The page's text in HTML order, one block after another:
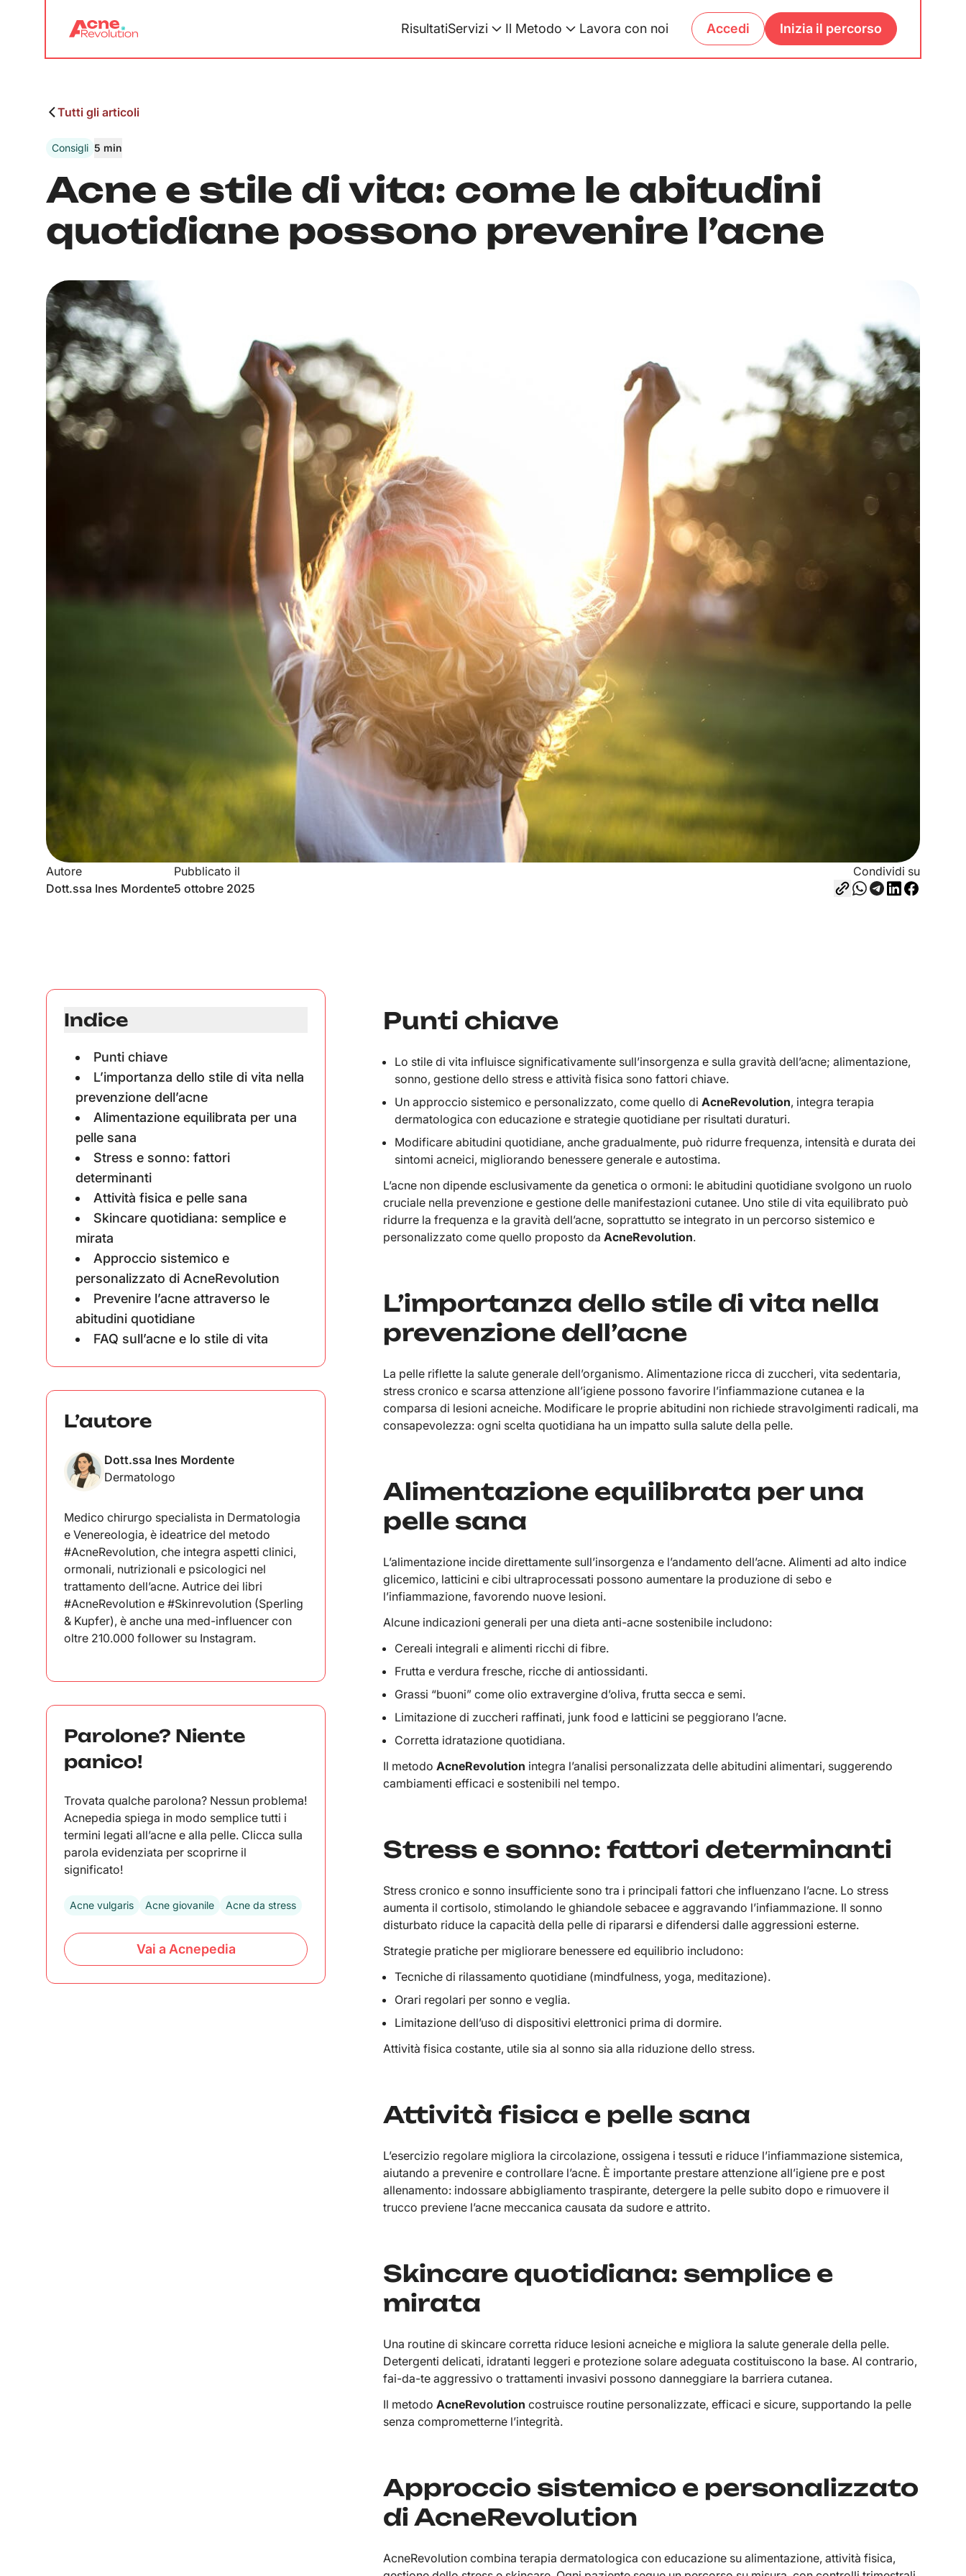
RisultatiServizi Il Metodo Lavora con noi Accedi Inizia il percorso
Tutti gli articoli
Consigli 5 min
Acne e stile di vita: come le abitudini
quotidiane possono prevenire l’acne
Autore
Dott.ssa Ines Mordente
Pubblicato il
5 ottobre 2025
Condividi su
Indice
Punti chiave
L’importanza dello stile di vita nella
prevenzione dell’acne
Alimentazione equilibrata per una
pelle sana
Stress e sonno: fattori
determinanti
Attività fisica e pelle sana
Skincare quotidiana: semplice e
mirata
Approccio sistemico e
personalizzato di AcneRevolution
Prevenire l’acne attraverso le
abitudini quotidiane
FAQ sull’acne e lo stile di vita
Punti chiave
Lo stile di vita influisce significativamente sull’insorgenza e sulla gravità dell’acne; alimentazione,
sonno, gestione dello stress e attività fisica sono fattori chiave.
Un approccio sistemico e personalizzato, come quello diAcneRevolution, integra terapia
dermatologica con educazione e strategie quotidiane per risultati duraturi.
Modificare abitudini quotidiane, anche gradualmente, può ridurre frequenza, intensità e durata dei
sintomi acneici, migliorando benessere generale e autostima.
L’acne non dipende esclusivamente da genetica o ormoni: le abitudini quotidiane svolgono un ruolo
cruciale nella prevenzione e gestione delle manifestazioni cutanee. Uno stile di vita equilibrato può
ridurre la frequenza e la gravità dell’acne, soprattutto se integrato in un percorso sistemico e
personalizzato come quello proposto daAcneRevolution.
L’importanza dello stile di vita nella
prevenzione dell’acne
La pelle riflette la salute generale dell’organismo. Alimentazione ricca di zuccheri, vita sedentaria,
stress cronico e scarsa attenzione all’igiene possono favorire l’infiammazione cutanea e la
comparsa di lesioni acneiche. Modificare le proprie abitudini non richiede stravolgimenti radicali, ma
consapevolezza: ogni scelta quotidiana ha un impatto sulla salute della pelle.
Alimentazione equilibrata per una
pelle sana
L’alimentazione incide direttamente sull’insorgenza e l’andamento dell’acne. Alimenti ad alto indice
glicemico, latticini e cibi ultraprocessati possono aumentare la produzione di sebo e
l’infiammazione, favorendo nuove lesioni.
Alcune indicazioni generali per una dieta anti-acne sostenibile includono:
Cereali integrali e alimenti ricchi di fibre.
Frutta e verdura fresche, ricche di antiossidanti.
Grassi “buoni” come olio extravergine d’oliva, frutta secca e semi.
Limitazione di zuccheri raffinati, junk food e latticini se peggiorano l’acne.
Corretta idratazione quotidiana.
Il metodoAcneRevolution integra l’analisi personalizzata delle abitudini alimentari, suggerendo
cambiamenti efficaci e sostenibili nel tempo.
Stress e sonno: fattori determinanti
Stress cronico e sonno insufficiente sono tra i principali fattori che influenzano l’acne. Lo stress
aumenta il cortisolo, stimolando le ghiandole sebacee e aggravando l’infiammazione. Il sonno
disturbato riduce la capacità della pelle di ripararsi e difendersi dalle aggressioni esterne.
Strategie pratiche per migliorare benessere ed equilibrio includono:
Tecniche di rilassamento quotidiane (mindfulness, yoga, meditazione).
Orari regolari per sonno e veglia.
Limitazione dell’uso di dispositivi elettronici prima di dormire.
Attività fisica costante, utile sia al sonno sia alla riduzione dello stress.
Attività fisica e pelle sana
L’esercizio regolare migliora la circolazione, ossigena i tessuti e riduce l’infiammazione sistemica,
aiutando a prevenire e controllare l’acne. È importante prestare attenzione all’igiene pre e post
allenamento: indossare abbigliamento traspirante, detergere la pelle subito dopo e rimuovere il
trucco previene l’acne meccanica causata da sudore e attrito.
Skincare quotidiana: semplice e
mirata
Una routine di skincare corretta riduce lesioni acneiche e migliora la salute generale della pelle.
Detergenti delicati, idratanti leggeri e protezione solare adeguata costituiscono la base. Al contrario,
fai-da-te aggressivo o trattamenti invasivi possono danneggiare la barriera cutanea.
Il metodoAcneRevolution costruisce routine personalizzate, efficaci e sicure, supportando la pelle
senza comprometterne l’integrità.
Approccio sistemico e personalizzato
di AcneRevolution
AcneRevolution combina terapia dermatologica con educazione su alimentazione, attività fisica,
L’autore
Dott.ssa Ines Mordente
Dermatologo
Medico chirurgo specialista in Dermatologia
e Venereologia, è ideatrice del metodo
#AcneRevolution, che integra aspetti clinici,
ormonali, nutrizionali e psicologici nel
trattamento dell’acne. Autrice dei libri
#AcneRevolution e #Skinrevolution (Sperling
& Kupfer), è anche una med-influencer con
oltre 210.000 follower su Instagram.
Parolone? Niente
panico!
Trovata qualche parolona? Nessun problema!
Acnepedia spiega in modo semplice tutti i
termini legati all’acne e alla pelle. Clicca sulla
parola evidenziata per scoprirne il
significato!
Acne vulgaris Acne giovanile Acne da stress
Vai a Acnepedia